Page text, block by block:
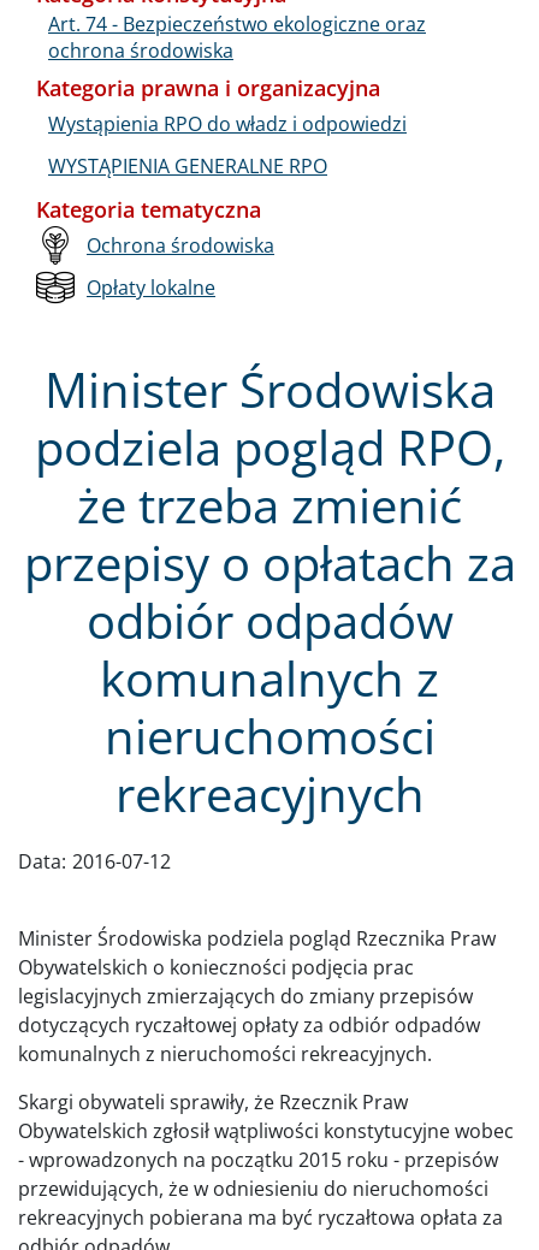
Minister Środowiska
podziela pogląd RPO,
że trzeba zmienić
przepisy o opłatach za
odbiór odpadów
komunalnych z
nieruchomości
rekreacyjnych
Data: 2016-07-12
Minister Środowiska podziela pogląd Rzecznika Praw
Obywatelskich o konieczności podjęcia prac
legislacyjnych zmierzających do zmiany przepisów
dotyczących ryczałtowej opłaty za odbiór odpadów
komunalnych z nieruchomości rekreacyjnych.
Skargi obywateli sprawiły, że Rzecznik Praw
Obywatelskich zgłosił wątpliwości konstytucyjne wobec
- wprowadzonych na początku 2015 roku - przepisów
przewidujących, że w odniesieniu do nieruchomości
rekreacyjnych pobierana ma być ryczałtowa opłata za
Art. 74 - Bezpieczeństwo ekologiczne oraz
ochrona środowiska
Kategoria prawna i organizacyjna
Wystąpienia RPO do władz i odpowiedzi
WYSTĄPIENIA GENERALNE RPO
Kategoria tematyczna
Ochrona środowiska
Opłaty lokalne